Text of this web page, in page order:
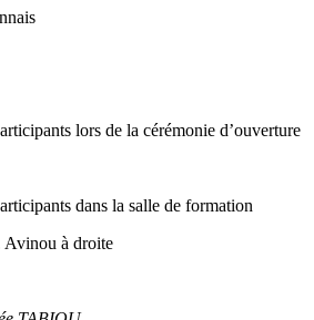
lors de la cérémonie d’ouverture
dans la salle de formation
à droite